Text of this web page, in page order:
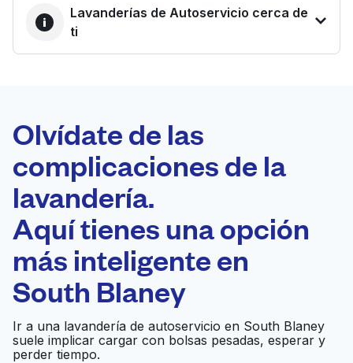
Lavanderías de Autoservicio cerca de
ti
Laundryheap.com
Programa tu recogida
0 min
Recojo y entrega
casa
Abierto 24/7
LAUNDROMAT
Ir al sitio web
Olvídate de las
complicaciones de la
lavandería.
Aquí tienes una opción
más inteligente en
South Blaney
Ir a una lavandería de autoservicio en South Blaney
suele implicar cargar con bolsas pesadas, esperar y
perder tiempo.